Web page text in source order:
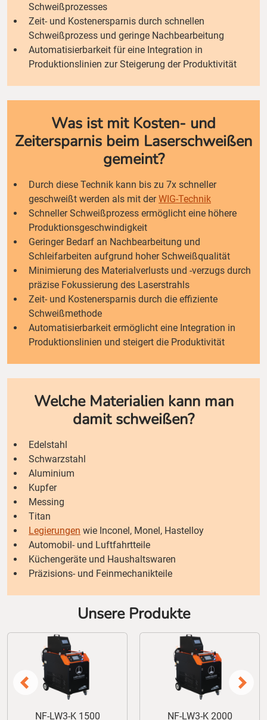
Schweißprozesses
Zeit- und Kostenersparnis durch schnellen
Schweißprozess und geringe Nachbearbeitung
Automatisierbarkeit für eine Integration in
Produktionslinien zur Steigerung der Produktivität
Was ist mit Kosten- und
Zeitersparnis beim Laserschweißen
gemeint?
Durch diese Technik kann bis zu 7x schneller
geschweißt werden als mit derWIG-Technik
Schneller Schweißprozess ermöglicht eine höhere
Produktionsgeschwindigkeit
Geringer Bedarf an Nachbearbeitung und
Schleifarbeiten aufgrund hoher Schweißqualität
Minimierung des Materialverlusts und -verzugs durch
präzise Fokussierung des Laserstrahls
Zeit- und Kostenersparnis durch die effiziente
Schweißmethode
Automatisierbarkeit ermöglicht eine Integration in
Produktionslinien und steigert die Produktivität
Welche Materialien kann man
damit schweißen?
Edelstahl
Schwarzstahl
Aluminium
Kupfer
Messing
Titan
Legierungen wie Inconel, Monel, Hastelloy
Automobil- und Luftfahrtteile
Küchengeräte und Haushaltswaren
Präzisions- und Feinmechanikteile
Unsere Produkte
NF-LW3-K 2000 NF-LW3-K 3000